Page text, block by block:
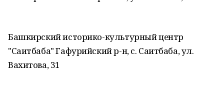
Башкирский историко-культурный центр
"Саитбаба" Гафурийский р-н, с. Саитбаба, ул.
Вахитова, 31